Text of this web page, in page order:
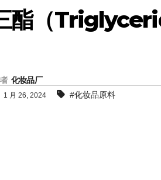
酯（
化妆品厂
1 月 26, 2024 #化妆品原料